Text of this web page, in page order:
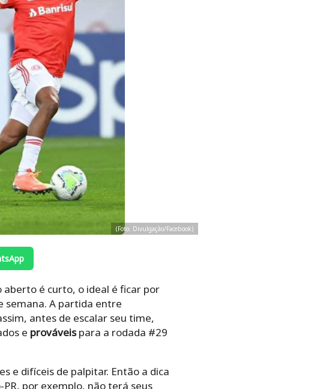
(Foto: Divulgação/Facebook)
é curto, o ideal é ficar por
semana. A partida entre
antes de escalar seu time,
e prováveispara a rodada #29
e difíceis de palpitar. Então a dica
por exemplo, não terá seus